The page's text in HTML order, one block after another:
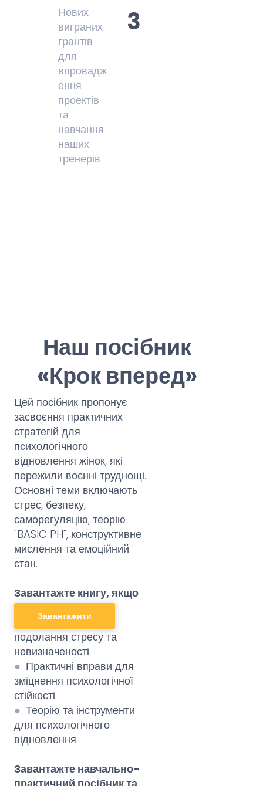
3
Нових
виграних
грантів
для
впровадж
ення
проектів
та
навчання
наших
тренерів
Цей посібник пропонує
засвоєння практичних
стратегій для
психологічного
відновлення жінок, які
пережили воєнні труднощі.
Основні теми включають
стрес, безпеку,
саморегуляцію, теорію
"BASIC PH", конструктивне
мислення та емоційний
стан.
Завантажте книгу, якщо
ви шукаєте:
Ефективні методи
подолання стресу та
невизначеності.
● Практичні вправи для
зміцнення психологічної
стійкості.
● Теорію та інструменти
для психологічного
відновлення.
Завантажте навчально-
Наш посібник
«Крок вперед»
Завантажити